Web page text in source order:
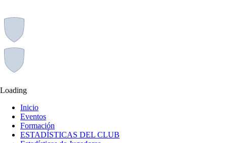
Loading
Inicio
Eventos
Formación
ESTADÍSTICAS DEL CLUB